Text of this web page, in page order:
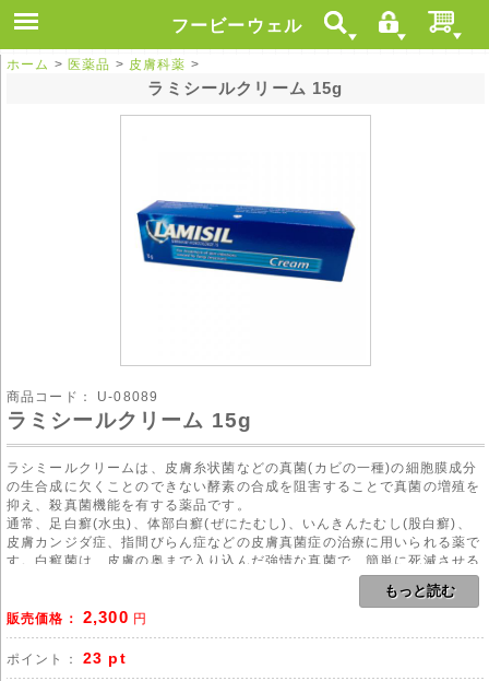
フービーウェル
ホーム > 医薬品 > 皮膚科薬 >
ラミシールクリーム 15g
商品コード： U-08089
ラミシールクリーム 15g
ラシミールクリームは、皮膚糸状菌などの真菌(カビの一種)の細胞膜成分
の生合成に欠くことのできない酵素の合成を阻害することで真菌の増殖を
抑え、殺真菌機能を有する薬品です。
通常、足白癬(水虫)、体部白癬(ぜにたむし)、いんきんたむし(股白癬)、
皮膚カンジダ症、指間びらん症などの皮膚真菌症の治療に用いられる薬で
す。白癬菌は、皮膚の奥まで入り込んだ強情な真菌で、簡単に死滅させる
この点、本剤は、白癬菌等が潜んでいる皮膚角質層に深く浸透して、しか
も、長時間留まる特徴があり、持続的な殺菌効果を発揮します。
ラミシールクリームの主成分である「塩酸テルビナフィン」には、真菌を
根本から死滅させる作用があるため、効き目が早く現れる利点がありま
もっと読む
販売価格： 2,300 円
ポイント： 23 pt